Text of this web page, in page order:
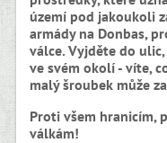
území pod jakoukoli
armády na Donbas,
válce. Vyjděte do
ve svém okolí - víte,
malý šroubek může
Proti všem hranicím,
válkám!